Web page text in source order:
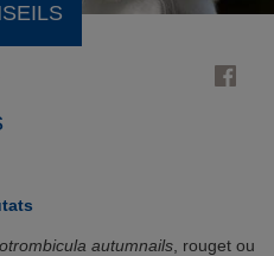
autumnails , rouget ou